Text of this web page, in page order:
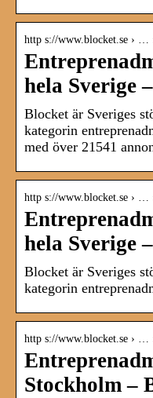
http s://www.blocket.se › …
hela Sverige
Blocket är Sveriges
kategorin
med över 21541
http s://www.blocket.se › …
hela Sverige
Blocket är Sveriges
kategorin
http s://www.blocket.se › …
Stockholm –